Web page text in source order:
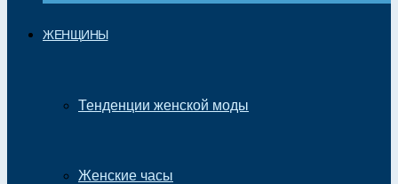
ЖЕНЩИНЫ
Тенденции женской моды
Женские часы